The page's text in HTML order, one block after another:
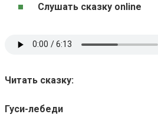
Слушать сказку online
Читать сказку:
Гуси-лебеди